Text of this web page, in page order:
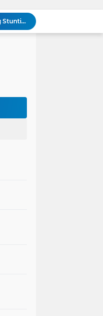
Dua Personel Babinsa Kandis Melakukan Patroli Pengamanan dan Komsos Tentang SKK Migas
Polisi Masuk Ladang! Polsek Kandis Rawat Jagung, Jaga Asa Swasembada Pangan
“Tak Sekadar Mengawal Keamanan, Polsek Kandis Turun ke Lahan Jagung Kawal Ketahanan Pangan